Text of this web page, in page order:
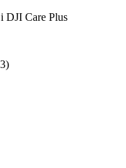
DJI Care Plus